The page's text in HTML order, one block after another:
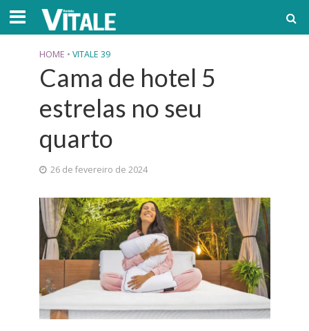
HOME • VITALE 39
Cama de hotel 5
estrelas no seu
quarto
26 de fevereiro de 2024